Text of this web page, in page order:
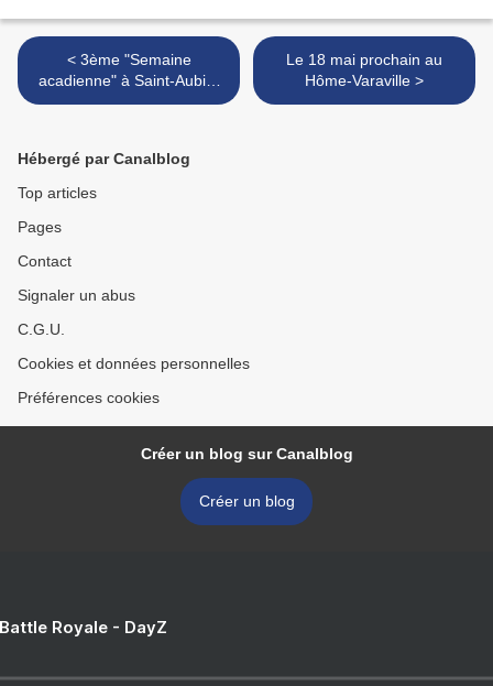
< 3ème "Semaine
acadienne" à Saint-Aubin-
sur-Mer (9-15 août 2008)
Le 18 mai prochain au
Hôme-Varaville >
Hébergé par Canalblog
Top articles
Pages
Contact
Signaler un abus
C.G.U.
Cookies et données personnelles
Préférences cookies
Créer un blog sur Canalblog
Créer un blog
Royale - DayZ